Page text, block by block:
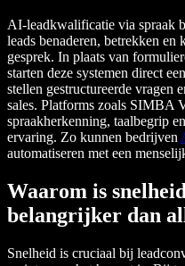
AI-leadkwalificatie via spraak
leads benaderen, betrekken
gesprek. In plaats van
starten deze systemen direct
stellen gestructureerde vragen
sales. Platforms zoals SIMBA
spraakherkenning, taalbegrip
ervaring. Zo kunnen bedrijven
automatiseren met een
Waarom is
belangrijker dan
Snelheid is cruciaal bij